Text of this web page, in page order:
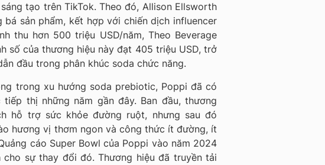
tạo trên TikTok. Theo đó, Allison Ellsworth
sản phẩm, kết hợp với chiến dịch influencer
thu hơn 500 triệu USD/năm, Theo Beverage
số của thương hiệu này đạt 405 triệu USD, trở
đầu trong phân khúc soda chức năng.
trong xu hướng soda prebiotic, Poppi đã có
thị những năm gần đây. Ban đầu, thương
hỗ trợ sức khỏe đường ruột, nhưng sau đó
hương vị thơm ngon và công thức ít đường, ít
cáo Super Bowl của Poppi vào năm 2024
sự thay đổi đó. Thương hiệu đã truyền tải